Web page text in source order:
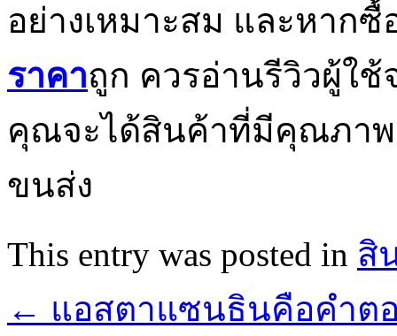
อย่างเหมาะสม และหาก
ราคาถูก ควรอ่านรีวิวผู้ใช้
คุณจะได้สินค้าที่มีคุณภาพ
ขนส่ง
This entry was posted in สิ
← แอสตาแซนธินคือคำ